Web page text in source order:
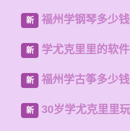
新 福州学钢琴多少
新 学尤克里里的软
新 福州学古筝多少
新 30岁学尤克里里